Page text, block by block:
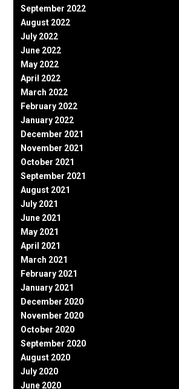
September 2022
August 2022
July 2022
June 2022
May 2022
April 2022
March 2022
February 2022
January 2022
December 2021
November 2021
October 2021
September 2021
August 2021
July 2021
June 2021
May 2021
April 2021
March 2021
February 2021
January 2021
December 2020
November 2020
October 2020
September 2020
August 2020
July 2020
June 2020